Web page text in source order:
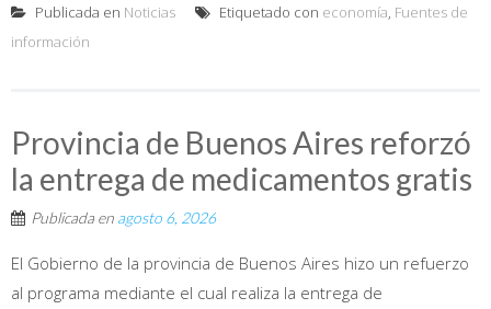
Publicada en Noticias Etiquetado con economía, Fuentes de
información
Provincia de Buenos Aires reforzó
la entrega de medicamentos gratis
Publicada en agosto 6, 2026
El Gobierno de la provincia de Buenos Aires hizo un refuerzo
al programa mediante el cual realiza la entrega de